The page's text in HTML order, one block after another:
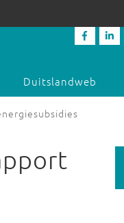
Duitslandweb